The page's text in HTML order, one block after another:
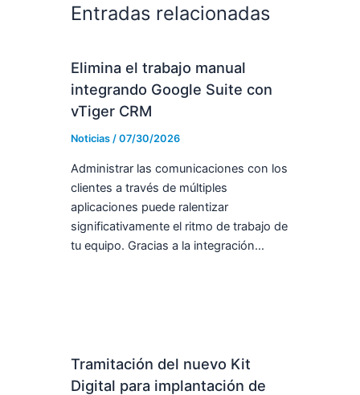
Entradas relacionadas
Elimina el trabajo manual
integrando Google Suite con
vTiger CRM
Noticias/ 07/30/2026
Administrar las comunicaciones con los
clientes a través de múltiples
aplicaciones puede ralentizar
significativamente el ritmo de trabajo de
tu equipo. Gracias a la integración…
Tramitación del nuevo Kit
Digital para implantación de